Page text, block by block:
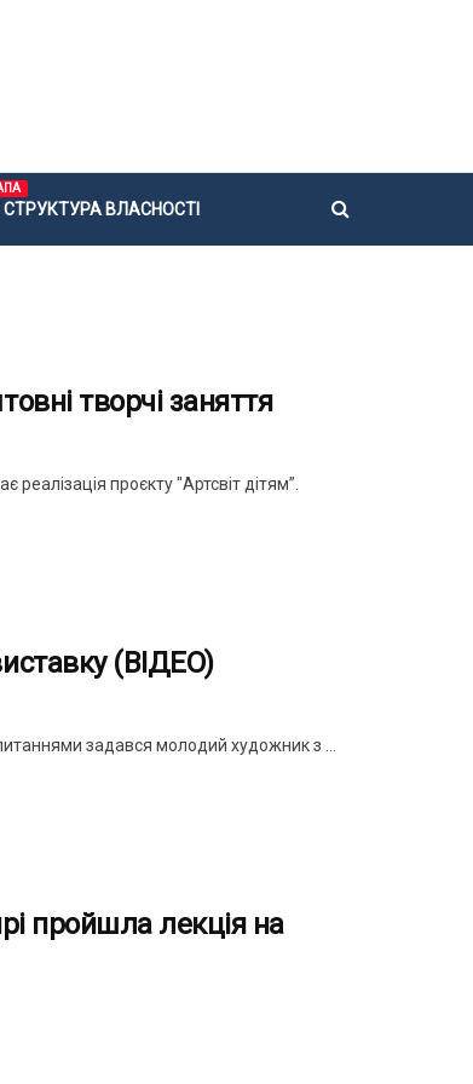
СТРУКТУРА ВЛАСНОСТІ
творчі заняття
реалізація проєкту "Артсвіт дітям”.
(ВІДЕО)
задався молодий художник з ...
пройшла лекція на